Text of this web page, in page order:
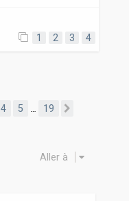
1 2 3 4
4 5 19
Aller à